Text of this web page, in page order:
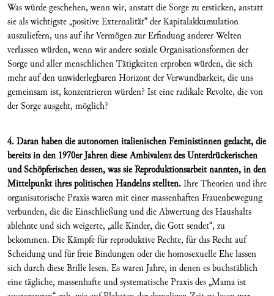
Was würde geschehen, wenn wir, anstatt die Sorge zu ersticken, anstatt
sie als wichtigste „positive Externalität“ der Kapitalakkumulation
auszuliefern, uns auf ihr Vermögen zur Erfindung anderer Welten
verlassen würden, wenn wir andere soziale Organisationsformen der
Sorge und aller menschlichen Tätigkeiten erproben würden, die sich
mehr auf den unwiderlegbaren Horizont der Verwundbarkeit, die uns
gemeinsam ist, konzentrieren würden? Ist eine radikale Revolte, die von
der Sorge ausgeht, möglich?
4. Daran haben die autonomen italienischen Feministinnen gedacht, die
bereits in den 1970er Jahren diese Ambivalenz des Unterdrückerischen
und Schöpferischen dessen, was sie Reproduktionsarbeit nannten, in den
Mittelpunkt ihres politischen Handelns stellten.Ihre Theorien und ihre
organisatorische Praxis waren mit einer massenhaften Frauenbewegung
verbunden, die die Einschließung und die Abwertung des Haushalts
ablehnte und sich weigerte, „alle Kinder, die Gott sendet“, zu
bekommen. Die Kämpfe für reproduktive Rechte, für das Recht auf
Scheidung und für freie Bindungen oder die homosexuelle Ehe lassen
sich durch diese Brille lesen. Es waren Jahre, in denen es buchstäblich
eine tägliche, massenhafte und systematische Praxis des „Mama ist